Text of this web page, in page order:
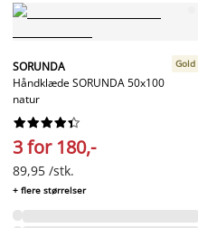
SORUNDA
Håndklæde SORUNDA 50x100
natur
Gold






3 for 180,-
89,95 /stk.
+ flere størrelser